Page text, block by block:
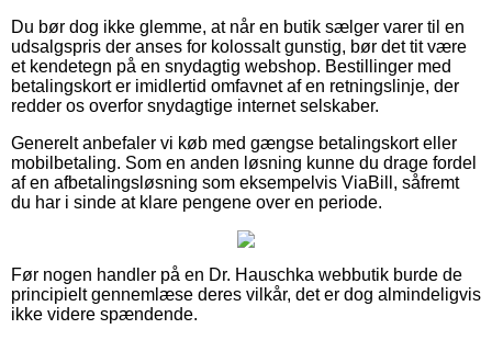
Du bør dog ikke glemme, at når en butik sælger varer til en
udsalgspris der anses for kolossalt gunstig, bør det tit være
et kendetegn på en snydagtig webshop. Bestillinger med
betalingskort er imidlertid omfavnet af en retningslinje, der
redder os overfor snydagtige internet selskaber.
Generelt anbefaler vi køb med gængse betalingskort eller
mobilbetaling. Som en anden løsning kunne du drage fordel
af en afbetalingsløsning som eksempelvis ViaBill, såfremt
du har i sinde at klare pengene over en periode.
Før nogen handler på en Dr. Hauschka webbutik burde de
principielt gennemlæse deres vilkår, det er dog almindeligvis
ikke videre spændende.